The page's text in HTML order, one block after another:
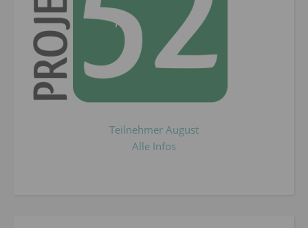
Teilnehmer August
Alle Infos